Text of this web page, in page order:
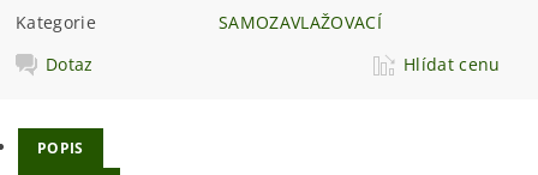
Kategorie
SAMOZAVLAŽOVACÍ
Dotaz
Hlídat cenu
POPIS